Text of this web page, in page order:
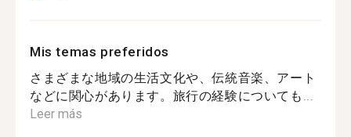
Mis temas preferidos
さまざまな地域の生活文化や、伝統音楽、アート
などに関心があります。旅行の経験についても...
Leer más